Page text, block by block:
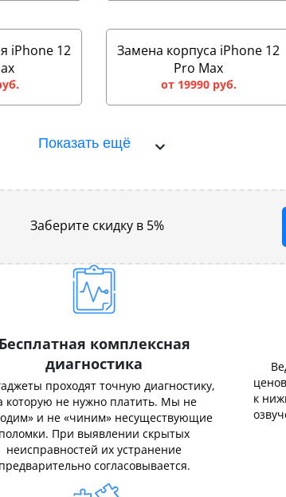
iPhone 12
Замена корпуса iPhone 12
Pro Max
от 19990 руб.
Показать ещё
Заберите скидку в 5%
Бесплатная комплексная
диагностика
проходят точную диагностику,
которую не нужно платить. Мы не
и не «чиним» несуществующие
поломки. При выявлении скрытых
неисправностей их устранение
предварительно согласовывается.
к